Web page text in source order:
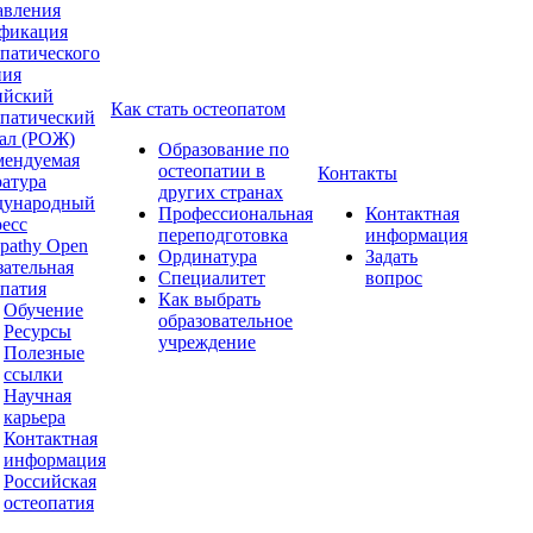
(РОЖ)
Open
Обучение
Ресурсы
Полезные
ссылки
Научная
карьера
Контактная
информация
Российская
остеопатия
Как стать остеопатом
Образование по
остеопатии в
других странах
Профессиональная
переподготовка
Ординатура
Специалитет
Как выбрать
образовательное
учреждение
Контакты
Контактная
информация
Задать
вопрос